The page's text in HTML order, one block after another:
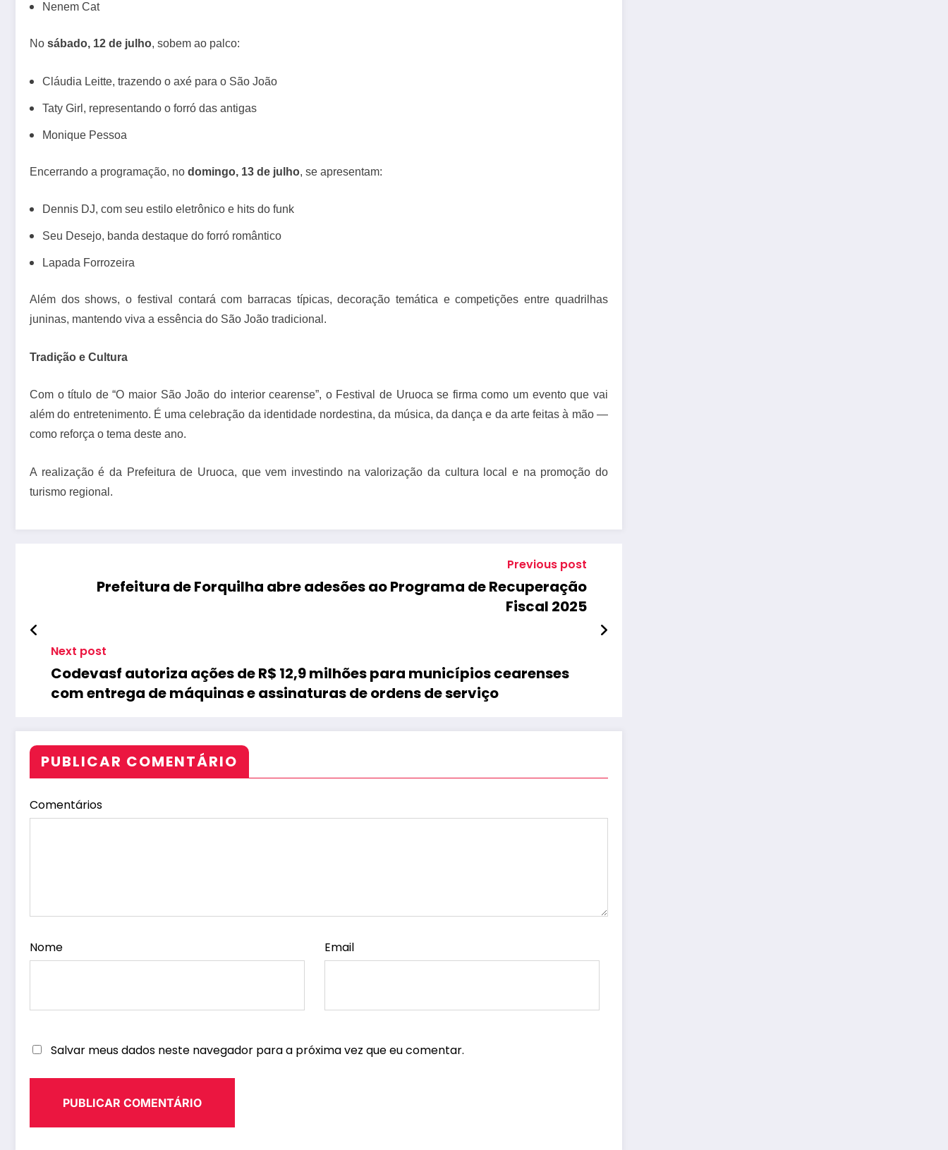
Nenem Cat
No sábado, 12 de julho, sobem ao palco:
Cláudia Leitte, trazendo o axé para o São João
Taty Girl, representando o forró das antigas
Monique Pessoa
Encerrando a programação, no domingo, 13 de julho, se apresentam:
Dennis DJ, com seu estilo eletrônico e hits do funk
Seu Desejo, banda destaque do forró romântico
Lapada Forrozeira
Além dos shows, o festival contará com barracas típicas, decoração temática e competições entre quadrilhas
juninas, mantendo viva a essência do São João tradicional.
Tradição e Cultura
Com o título de “O maior São João do interior cearense”, o Festival de Uruoca se firma como um evento que vai
além do entretenimento. É uma celebração da identidade nordestina, da música, da dança e da arte feitas à mão —
como reforça o tema deste ano.
A realização é da Prefeitura de Uruoca, que vem investindo na valorização da cultura local e na promoção do
turismo regional.
Previous post
Prefeitura de Forquilha abre adesões ao Programa de Recuperação
Fiscal 2025
Next post
Codevasf autoriza ações de R$ 12,9 milhões para municípios cearenses
com entrega de máquinas e assinaturas de ordens de serviço
PUBLICAR COMENTÁRIO
Comentários
Nome Email
Salvar meus dados neste navegador para a próxima vez que eu comentar.